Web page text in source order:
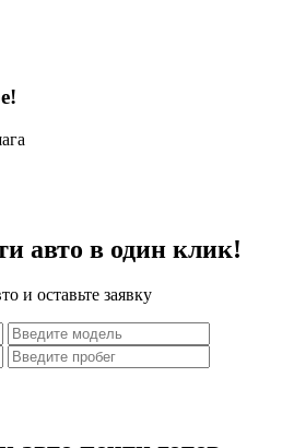
авто в один клик!
и оставьте заявку